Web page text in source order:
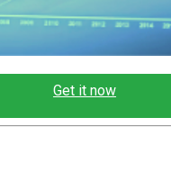
Get it now